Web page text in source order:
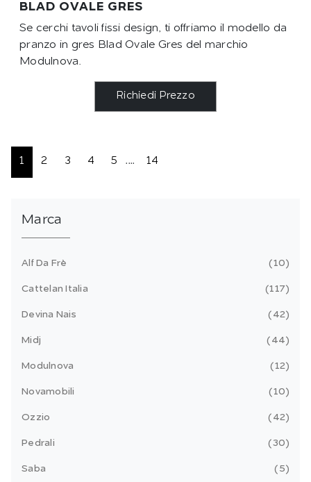
BLAD OVALE GRES
Se cerchi tavoli fissi design, ti offriamo il modello da
pranzo in gres Blad Ovale Gres del marchio
Modulnova.
Richiedi Prezzo
1 2 3 4 5 .... 14
Marca
Alf Da Frè 10
Cattelan Italia 117
Devina Nais 42
Midj 44
Modulnova 12
Novamobili 10
Ozzio 42
Pedrali 30
Saba 5